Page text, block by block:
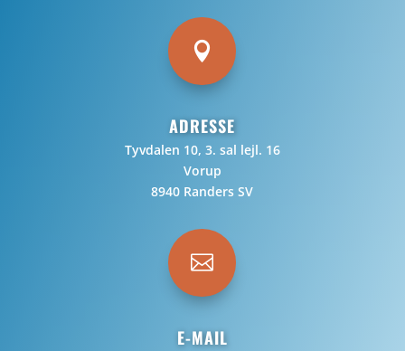

ADRESSE
Tyvdalen 10, 3. sal lejl. 16
Vorup
8940 Randers SV

E-MAIL